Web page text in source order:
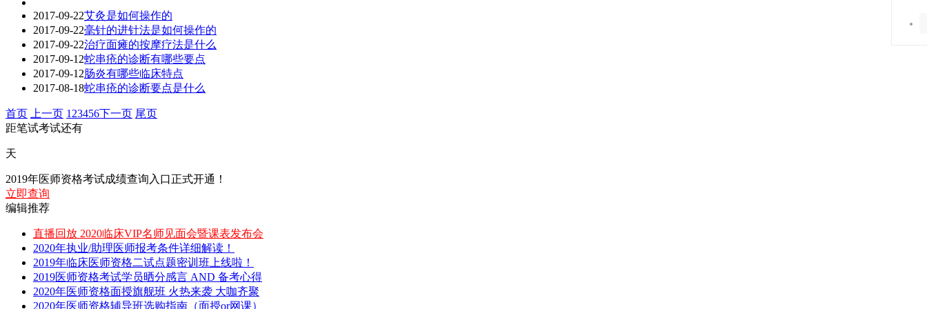
2017-09-22艾灸是如何操作的
2017-09-22毫针的进针法是如何操作的
2017-09-22治疗面瘫的按摩疗法是什么
2017-09-12蛇串疮的诊断有哪些要点
2017-09-12肠炎有哪些临床特点
2017-08-18蛇串疮的诊断要点是什么
首页 上一页 1 23456下一页 尾页
距笔试考试还有
天
2019年医师资格考试成绩查询入口正式开通！
立即查询
编辑推荐
直播回放 2020临床VIP名师见面会暨课表发布会
2020年执业/助理医师报考条件详细解读！
2019年临床医师资格二试点题密训班上线啦！
2019医师资格考试学员晒分感言 AND 备考心得
2020年医师资格面授旗舰班 火热来袭 大咖齐聚
2020年医师资格辅导班选购指南（面授or网课）